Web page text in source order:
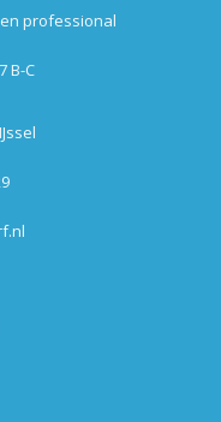
professional
B-C